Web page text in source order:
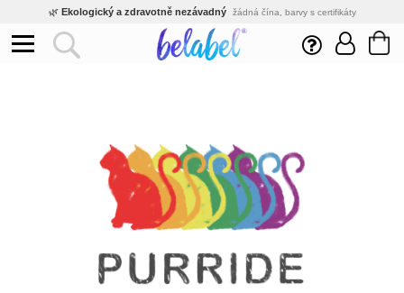
🌿 Ekologický a zdravotně nezávadný žádná čína, barvy s certifikáty
Inovativní výroba vlastní vývoj, nejnovější technologie
Rychlé dodání expedujeme do 24h